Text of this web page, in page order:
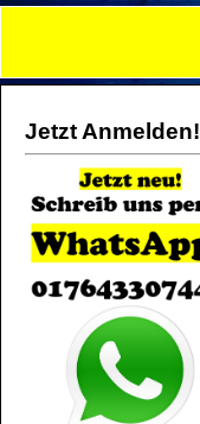
Jetzt Anmelden!